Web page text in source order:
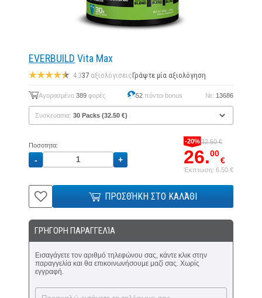
EVERBUILD Vita Max
4.337 αξιολόγισειςΓράψτε μία αξιολόγηση
Αγορασμένο389 φορές 52 πόντοι bonus №: 13686
Συσκευασια:
Ποσοτητα:
-20% 32.50 €
26.00
€
Έκπτωση: 6.50 €
ΠΡΟΣΘΉΚΗ ΣΤΟ ΚΑΛΆΘΙ
ΓΡΉΓΟΡΗ ΠΑΡΑΓΓΕΛΊΑ
Εισαγάγετε τον αριθμό τηλεφώνου σας, κάντε κλικ στην
παραγγελία και θα επικοινωνήσουμε μαζί σας. Χωρίς
εγγραφή.